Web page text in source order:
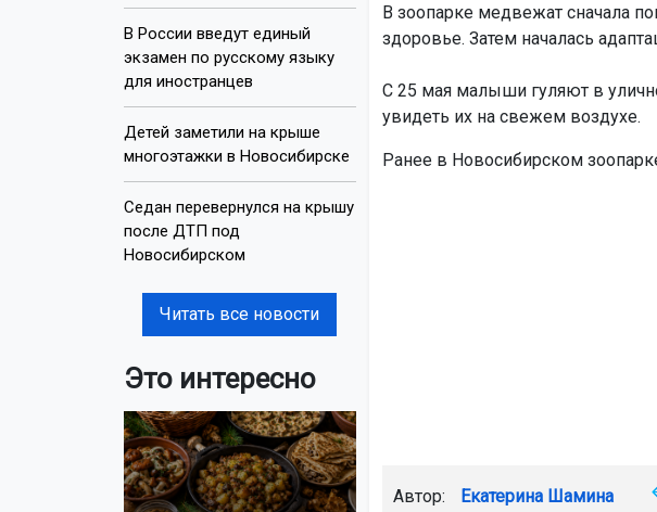
В России введут единый
экзамен по русскому языку
для иностранцев
Детей заметили на крыше
многоэтажки в Новосибирске
Седан перевернулся на крышу
после ДТП под
Новосибирском
Читать все новости
Это интересно
В зоопарке медвежат сначала
здоровье. Затем началась
С 25 мая малыши гуляют в
увидеть их на свежем воздухе.
Ранее в Новосибирском
Автор: Екатерина Шамина